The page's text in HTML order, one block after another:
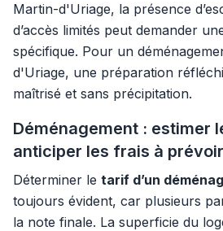
Martin-d'Uriage, la présence
d’accès limités peut demander
spécifique. Pour un
d'Uriage, une préparation
maîtrisé et sans précipitation.
Déménagement : estimer
anticiper les frais à prévoir
Déterminer le tarif d’un
toujours évident, car plusieurs
la note finale. La superficie du